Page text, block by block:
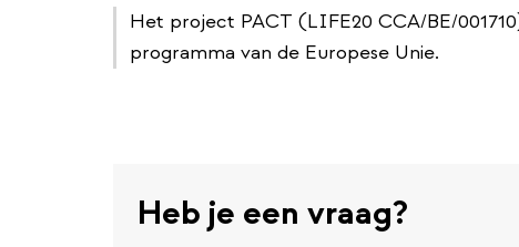
Het project PACT (LIFE20 CCA/BE/
programma van de Europese Unie.
Heb je een vraag?